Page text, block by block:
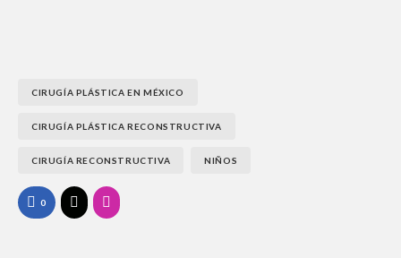
CIRUGÍA PLÁSTICA EN MÉXICO
CIRUGÍA PLÁSTICA RECONSTRUCTIVA
CIRUGÍA RECONSTRUCTIVA NIÑOS
0